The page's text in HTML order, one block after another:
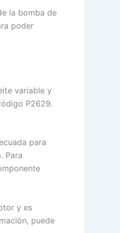
la bomba de
poder
variable y
P2629.
para
Para
y es
puede